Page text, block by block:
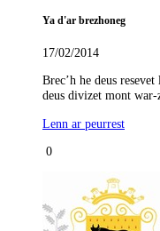
Ya d'ar brezhoneg
17/02/2014
Brec’h he deus
deus divizet mont war-
Lenn ar peurrest
0